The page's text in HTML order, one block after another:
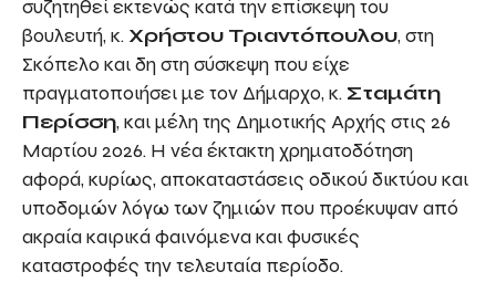
συζητηθεί εκτενώς κατά την επίσκεψη του
βουλευτή, κ. Χρήστου Τριαντόπουλου, στη
Σκόπελο και δη στη σύσκεψη που είχε
πραγματοποιήσει με τον Δήμαρχο, κ. Σταμάτη
Περίσση, και μέλη της Δημοτικής Αρχής στις 26
Μαρτίου 2026. Η νέα έκτακτη χρηματοδότηση
αφορά, κυρίως, αποκαταστάσεις οδικού δικτύου και
υποδομών λόγω των ζημιών που προέκυψαν από
ακραία καιρικά φαινόμενα και φυσικές
καταστροφές την τελευταία περίοδο.